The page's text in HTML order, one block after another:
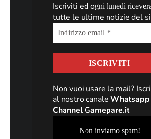
Iscriviti ed ogni lunedì
tutte le ultime notizie del
Non vuoi usare la mail?
al nostro canaleWhatsapp
Channel Gamepare.it
Non inviamo spam!